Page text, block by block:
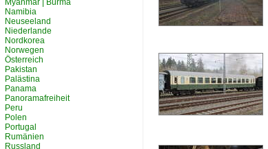
Myanmar | Burma
Namibia
Neuseeland
Niederlande
Nordkorea
Norwegen
Österreich
Pakistan
Palästina
Panama
Panoramafreiheit
Peru
Polen
Portugal
Rumänien
Russland